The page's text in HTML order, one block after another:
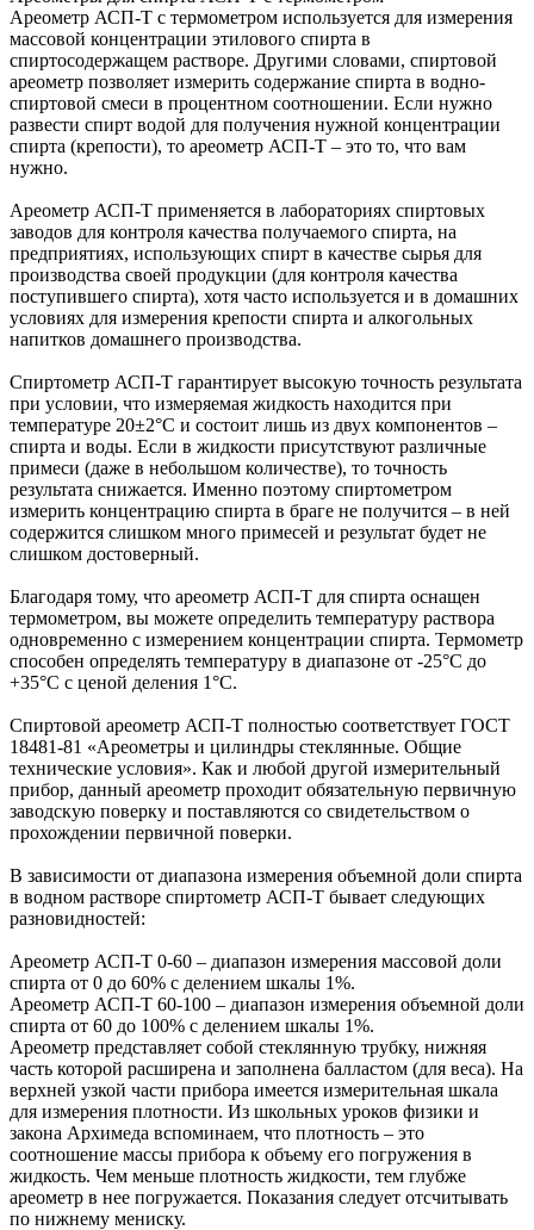
Ареометр АСП-Т с термометром используется для измерения
массовой концентрации этилового спирта в
спиртосодержащем растворе. Другими словами, спиртовой
ареометр позволяет измерить содержание спирта в водно-
спиртовой смеси в процентном соотношении. Если нужно
развести спирт водой для получения нужной концентрации
спирта (крепости), то ареометр АСП-Т – это то, что вам
нужно.
Ареометр АСП-Т применяется в лабораториях спиртовых
заводов для контроля качества получаемого спирта, на
предприятиях, использующих спирт в качестве сырья для
производства своей продукции (для контроля качества
поступившего спирта), хотя часто используется и в домашних
условиях для измерения крепости спирта и алкогольных
напитков домашнего производства.
Спиртометр АСП-Т гарантирует высокую точность результата
при условии, что измеряемая жидкость находится при
температуре 20±2°С и состоит лишь из двух компонентов –
спирта и воды. Если в жидкости присутствуют различные
примеси (даже в небольшом количестве), то точность
результата снижается. Именно поэтому спиртометром
измерить концентрацию спирта в браге не получится – в ней
содержится слишком много примесей и результат будет не
слишком достоверный.
Благодаря тому, что ареометр АСП-Т для спирта оснащен
термометром, вы можете определить температуру раствора
одновременно с измерением концентрации спирта. Термометр
способен определять температуру в диапазоне от -25°С до
+35°С с ценой деления 1°С.
Спиртовой ареометр АСП-Т полностью соответствует ГОСТ
18481-81 «Ареометры и цилиндры стеклянные. Общие
технические условия». Как и любой другой измерительный
прибор, данный ареометр проходит обязательную первичную
заводскую поверку и поставляются со свидетельством о
прохождении первичной поверки.
В зависимости от диапазона измерения объемной доли спирта
в водном растворе спиртометр АСП-Т бывает следующих
разновидностей:
Ареометр АСП-Т 0-60 – диапазон измерения массовой доли
спирта от 0 до 60% с делением шкалы 1%.
Ареометр АСП-Т 60-100 – диапазон измерения объемной доли
спирта от 60 до 100% с делением шкалы 1%.
Ареометр представляет собой стеклянную трубку, нижняя
часть которой расширена и заполнена балластом (для веса). На
верхней узкой части прибора имеется измерительная шкала
для измерения плотности. Из школьных уроков физики и
закона Архимеда вспоминаем, что плотность – это
соотношение массы прибора к объему его погружения в
жидкость. Чем меньше плотность жидкости, тем глубже
ареометр в нее погружается. Показания следует отсчитывать
по нижнему мениску.